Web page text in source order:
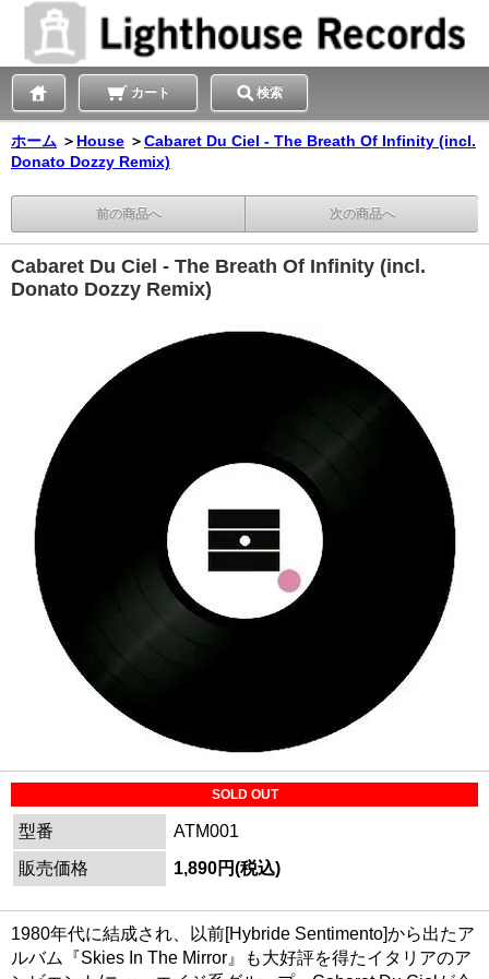
カート 検索
ホーム ＞ House ＞Cabaret Du Ciel - The Breath Of Infinity (incl.
Donato Dozzy Remix)
前の商品へ 次の商品へ
Cabaret Du Ciel - The Breath Of Infinity (incl.
Donato Dozzy Remix)
SOLD OUT
型番
ATM001
販売価格
1,890円(税込)
1980年代に結成され、以前[Hybride Sentimento]から出たア
ルバム『Skies In The Mirror』も大好評を得たイタリアのア